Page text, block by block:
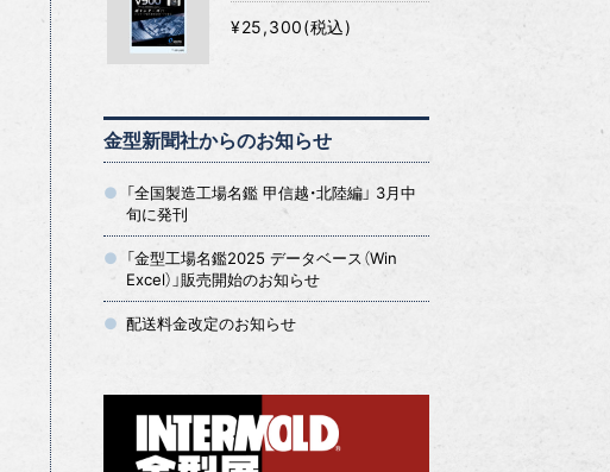
¥25,300(税込)
金型新聞社からのお知らせ
「全国製造工場名鑑 甲信越・北陸編」 3月中
旬に発刊
「金型工場名鑑2025 データベース（Win
Excel）」販売開始のお知らせ
配送料金改定のお知らせ